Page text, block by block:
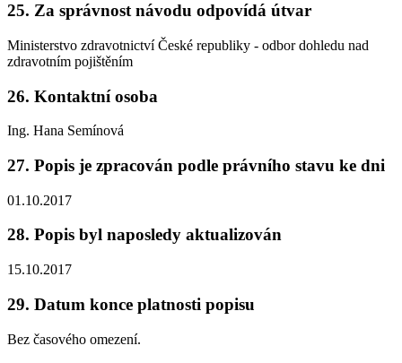
25. Za správnost návodu odpovídá útvar
Ministerstvo zdravotnictví České republiky - odbor dohledu nad
zdravotním pojištěním
26. Kontaktní osoba
Ing. Hana Semínová
27. Popis je zpracován podle právního stavu ke dni
01.10.2017
28. Popis byl naposledy aktualizován
15.10.2017
29. Datum konce platnosti popisu
Bez časového omezení.